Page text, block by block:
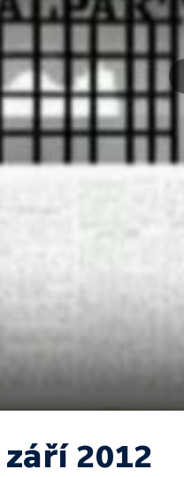
září 2012